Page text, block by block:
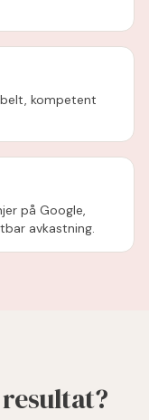
kompetent
på Google,
avkastning.